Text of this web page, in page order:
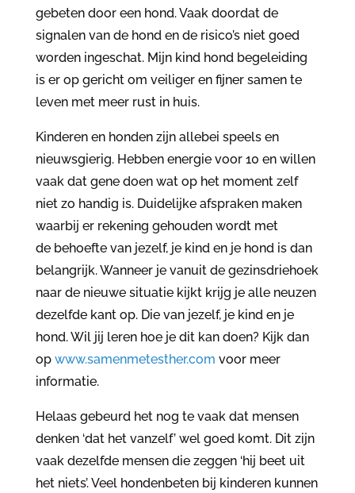
gebeten door een hond. Vaak doordat de
signalen van de hond en de risico’s niet goed
worden ingeschat. Mijn kind hond begeleiding
is er op gericht om veiliger en fijner samen te
leven met meer rust in huis.
Kinderen en honden zijn allebei speels en
nieuwsgierig. Hebben energie voor 10 en willen
vaak dat gene doen wat op het moment zelf
niet zo handig is. Duidelijke afspraken maken
waarbij er rekening gehouden wordt met
de behoefte van jezelf, je kind en je hond is dan
belangrijk. Wanneer je vanuit de gezinsdriehoek
naar de nieuwe situatie kijkt krijg je alle neuzen
dezelfde kant op. Die van jezelf, je kind en je
hond. Wil jij leren hoe je dit kan doen? Kijk dan
op www.samenmetesther.com voor meer
informatie.
Helaas gebeurd het nog te vaak dat mensen
denken ‘dat het vanzelf’ wel goed komt. Dit zijn
vaak dezelfde mensen die zeggen ‘hij beet uit
het niets’. Veel hondenbeten bij kinderen kunnen